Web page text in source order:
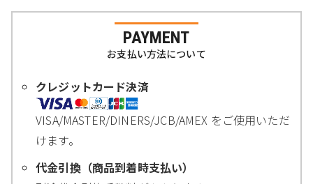
PAYMENT
お支払い方法について
クレジットカード決済
VISA/MASTER/DINERS/JCB/AMEX をご使用いただ
けます。
代金引換（商品到着時支払い）